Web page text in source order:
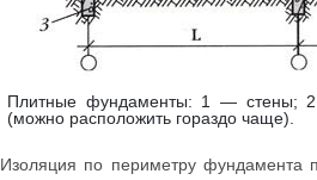
Плитные фундаменты: 1 — стены;
(можно расположить гораздо чаще).
Изоляция по периметру фундамента